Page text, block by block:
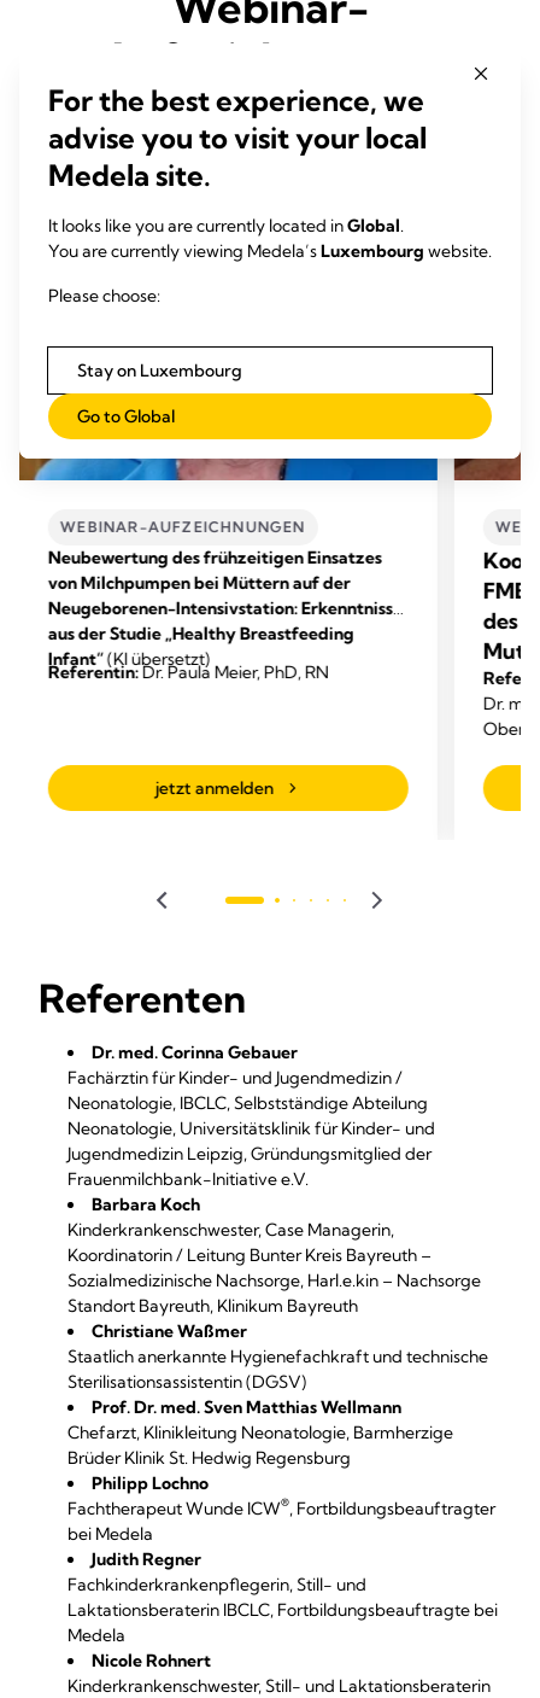
Aufzeichnungen
WEBINAR-AUFZEICHNUNGEN
Neubewertung des frühzeitigen Einsatzes
von Milchpumpen bei Müttern auf der
Neugeborenen-Intensivstation: Erkenntnisse
aus der Studie „Healthy Breastfeeding
Infant“(KI übersetzt)
Referentin:Dr. Paula Meier, PhD, RN
jetzt anmelden
des
Dr.
Referenten
Dr. med. Corinna Gebauer
Fachärztin für Kinder- und Jugendmedizin /
Neonatologie, IBCLC, Selbstständige Abteilung
Neonatologie, Universitätsklinik für Kinder- und
Jugendmedizin Leipzig, Gründungsmitglied der
Frauenmilchbank-Initiative e.V.
Barbara Koch
Kinderkrankenschwester, Case Managerin,
Koordinatorin / Leitung Bunter Kreis Bayreuth –
Sozialmedizinische Nachsorge, Harl.e.kin – Nachsorge
Standort Bayreuth, Klinikum Bayreuth
Christiane Waßmer
Staatlich anerkannte Hygienefachkraft und technische
Sterilisationsassistentin (DGSV)
Prof. Dr. med. Sven Matthias Wellmann
Chefarzt, Klinikleitung Neonatologie, Barmherzige
Brüder Klinik St. Hedwig Regensburg
Philipp Lochno
Fachtherapeut Wunde ICW®, Fortbildungsbeauftragter
bei Medela
Judith Regner
Fachkinderkrankenpflegerin, Still- und
Laktationsberaterin IBCLC, Fortbildungsbeauftragte bei
Medela
Nicole Rohnert
Kinderkrankenschwester, Still- und Laktationsberaterin
For the best experience, we
advise you to visit your local
Medela site.
It looks like you are currently located inGlobal.
You are currently viewing Medela’sLuxembourg website.
Please choose:
Stay on Luxembourg
Go to Global